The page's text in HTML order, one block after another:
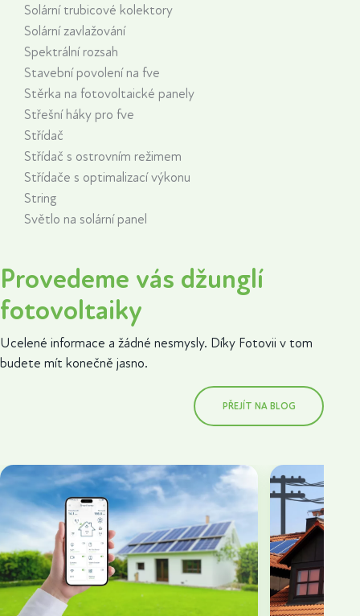
Solární trubicové kolektory
Solární zavlažování
Spektrální rozsah
Stavební povolení na fve
Stěrka na fotovoltaické panely
Střešní háky pro fve
Střídač
Střídač s ostrovním režimem
Střídače s optimalizací výkonu
String
Světlo na solární panel
Provedeme vás džunglí
fotovoltaiky
Ucelené informace a žádné nesmysly. Díky Fotovii v tom
budete mít konečně jasno.
PŘEJÍT NA BLOG